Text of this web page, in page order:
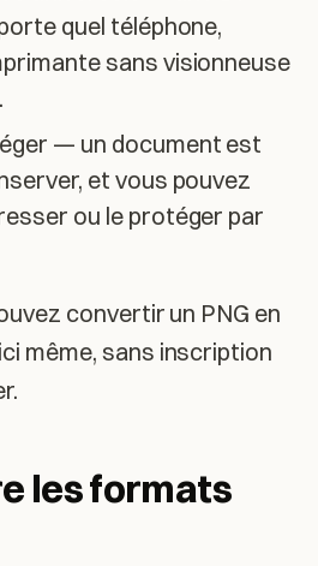
quel téléphone,
sans visionneuse
— un document est
et vous pouvez
ou le protéger par
convertir un PNG en
même, sans inscription
les formats